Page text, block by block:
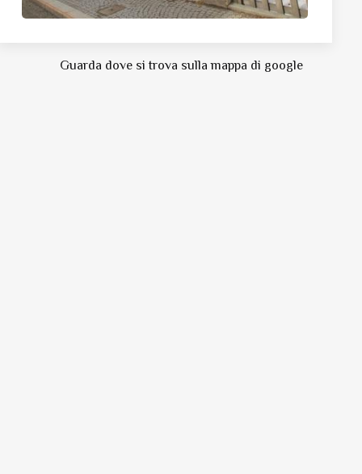
Guarda dove si trova sulla mappa di google